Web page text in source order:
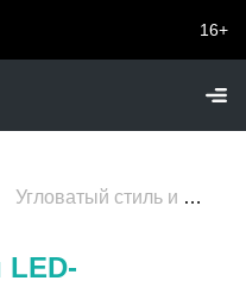
16+
Угловатый стиль и LED-подсветка: рестайлинг американского электрокара начался ещё до старта продаж
LED-